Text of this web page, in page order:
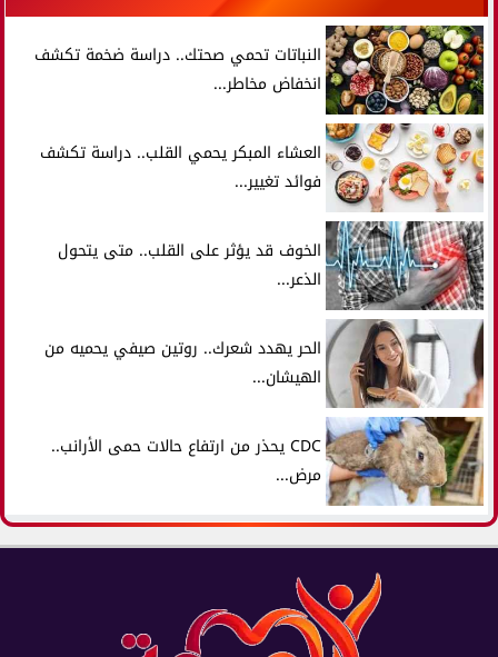
النباتات تحمي صحتك.. دراسة ضخمة تكشف
انخفاض مخاطر...
العشاء المبكر يحمي القلب.. دراسة تكشف
فوائد تغيير...
الخوف قد يؤثر على القلب.. متى يتحول
الذعر...
الحر يهدد شعرك.. روتين صيفي يحميه من
الهيشان...
CDC يحذر من ارتفاع حالات حمى الأرانب..
مرض...